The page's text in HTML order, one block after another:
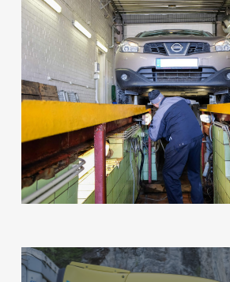
СМОТРИТЕ
ПОДРОБНЕЕ